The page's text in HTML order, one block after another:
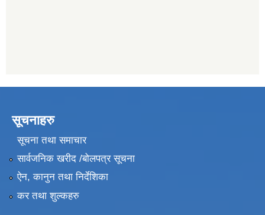
सूचनाहरु
सूचना तथा समाचार
सार्वजनिक खरीद /बोलपत्र सूचना
ऐन, कानुन तथा निर्देशिका
कर तथा शुल्कहरु